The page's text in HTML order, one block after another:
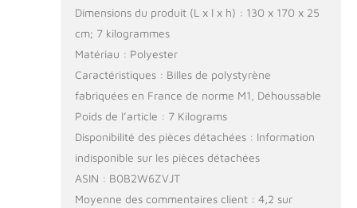
Dimensions du produit (L x l x h) : 130 x 170 x 25
cm; 7 kilogrammes
Matériau : Polyester
Caractéristiques : Billes de polystyrène
fabriquées en France de norme M1, Déhoussable
Poids de l’article : 7 Kilograms
Disponibilité des pièces détachées : Information
indisponible sur les pièces détachées
ASIN : B0B2W6ZVJT
Moyenne des commentaires client : 4,2 sur